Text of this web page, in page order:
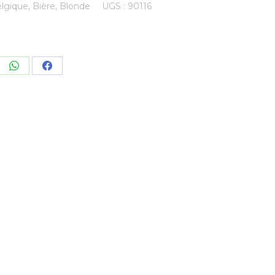
, Bière, Blonde UGS : 90116
Share Share